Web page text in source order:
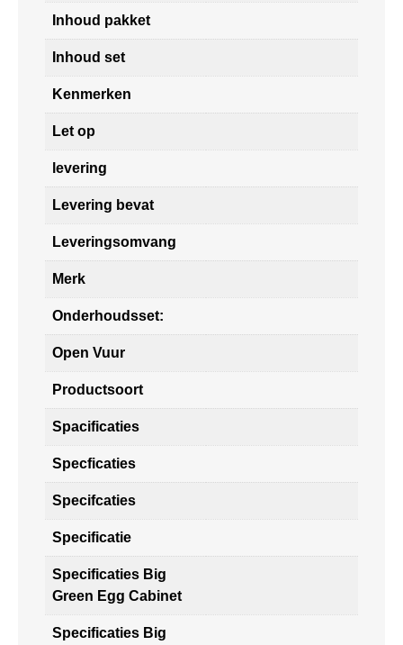
Inhoud pakket
Inhoud set
Kenmerken
Let op
levering
Levering bevat
Leveringsomvang
Merk
Onderhoudsset:
Open Vuur
Productsoort
Spacificaties
Specficaties
Specifcaties
Specificatie
Specificaties Big
Green Egg Cabinet
Specificaties Big